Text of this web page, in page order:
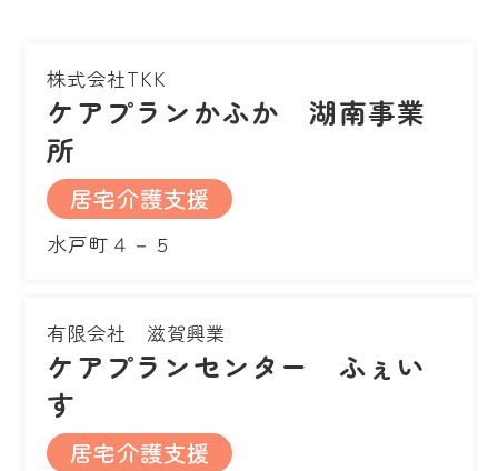
株式会社TKK
ケアプランかふか 湖南事業
所
居宅介護支援
水戸町４－５
有限会社 滋賀興業
ケアプランセンター ふぇい
す
居宅介護支援